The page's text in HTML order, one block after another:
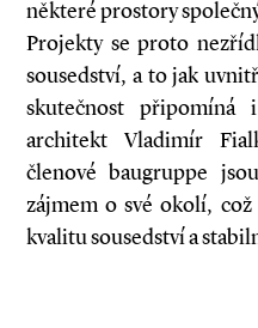
některé prostory
Projekty se proto
sousedství, a to jak
skutečnost
architekt Vladimír
členové baugruppe
zájmem o své okolí,
kvalitu sousedství a